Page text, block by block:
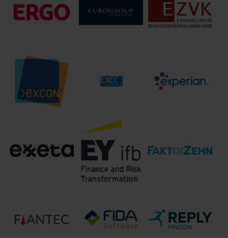
Rückversicherung
AG
e.Consult AG ellamind GmbH
ERGO Group AG CONSULTING
(EGC)
Zusatzversorgungskasse
(EZVK)
EXCON Insurance
Services GmbH EXECinsurtech Experian DACH
Exxeta AG EY ifb SE Faktor Zehn
GmbH